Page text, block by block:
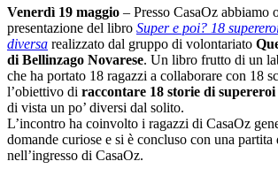
Venerdì 19 maggio – Presso CasaOz abbiamo
presentazione del libro Super e poi? 18
diversa realizzato dal gruppo di volontariato
di Bellinzago Novarese. Un libro frutto di un
che ha portato 18 ragazzi a collaborare con 18
l’obiettivo di raccontare 18 storie di supereroi
di vista un po’ diversi dal solito.
L’incontro ha coinvolto i ragazzi di CasaOz
domande curiose e si è concluso con una
nell’ingresso di CasaOz.